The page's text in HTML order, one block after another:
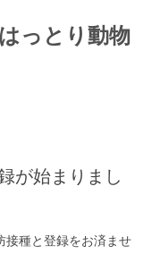
っとり動物
が始まりまし
接種と登録をお済ませ